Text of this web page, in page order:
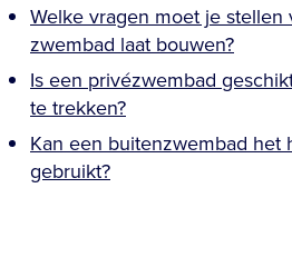
Welke vragen moet je stellen
zwembad laat bouwen?
Is een privézwembad
te trekken?
Kan een buitenzwembad het
gebruikt?